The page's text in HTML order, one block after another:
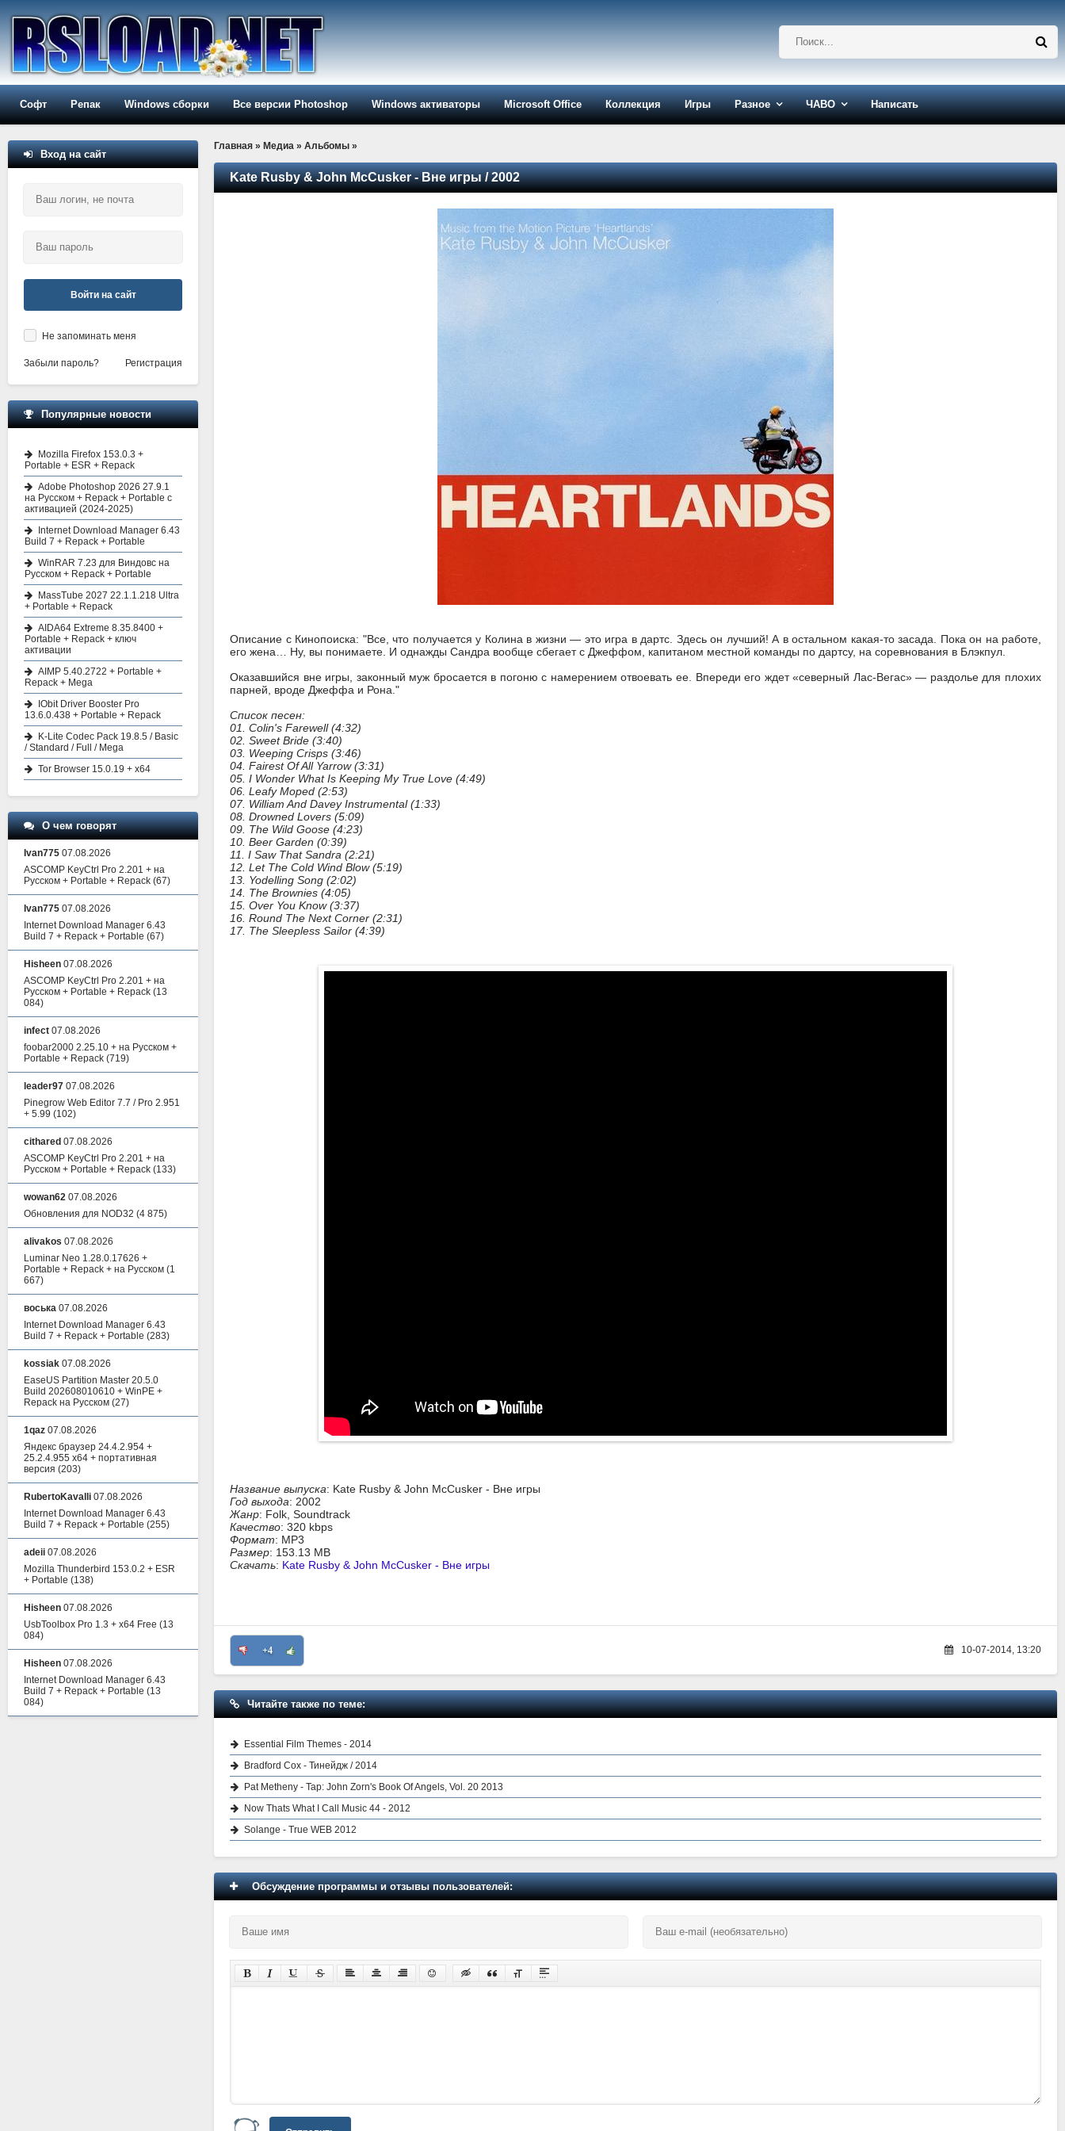
Софт Репак Windows сборки Все версии Photoshop Windows активаторы Microsoft Office Коллекция Игры Разное ЧАВО Написать
Главная » Медиа » Альбомы »
Kate Rusby & John McCusker - Вне игры / 2002
Описание с Кинопоиска: "Все, что получается у Колина в жизни — это игра в дартс. Здесь он лучший! А в остальном какая-то засада. Пока он на работе,
его жена… Ну, вы понимаете. И однажды Сандра вообще сбегает с Джеффом, капитаном местной команды по дартсу, на соревнования в Блэкпул.
Оказавшийся вне игры, законный муж бросается в погоню с намерением отвоевать ее. Впереди его ждет «северный Лас-Вегас» — раздолье для плохих
парней, вроде Джеффа и Рона."
Список песен:
01. Colin's Farewell (4:32)
02. Sweet Bride (3:40)
03. Weeping Crisps (3:46)
04. Fairest Of All Yarrow (3:31)
05. I Wonder What Is Keeping My True Love (4:49)
06. Leafy Moped (2:53)
07. William And Davey Instrumental (1:33)
08. Drowned Lovers (5:09)
09. The Wild Goose (4:23)
10. Beer Garden (0:39)
11. I Saw That Sandra (2:21)
12. Let The Cold Wind Blow (5:19)
13. Yodelling Song (2:02)
14. The Brownies (4:05)
15. Over You Know (3:37)
16. Round The Next Corner (2:31)
17. The Sleepless Sailor (4:39)
Название выпуска: Kate Rusby & John McCusker - Вне игры
Год выхода: 2002
Жанр: Folk, Soundtrack
Качество: 320 kbps
Формат: MP3
Размер: 153.13 MB
Скачать: Kate Rusby & John McCusker - Вне игры
+4 10-07-2014, 13:20
Читайте также по теме:
Essential Film Themes - 2014
Bradford Cox - Тинейдж / 2014
Pat Metheny - Tap: John Zorn's Book Of Angels, Vol. 20 2013
Now Thats What I Call Music 44 - 2012
Solange - True WEB 2012
Обсуждение программы и отзывы пользователей:
Вход на сайт
Войти на сайт
Не запоминать меня
Забыли пароль? Регистрация
Популярные новости
Mozilla Firefox 153.0.3 +
Portable + ESR + Repack
Adobe Photoshop 2026 27.9.1
на Русском + Repack + Portable с
активацией (2024-2025)
Internet Download Manager 6.43
Build 7 + Repack + Portable
WinRAR 7.23 для Виндовс на
Русском + Repack + Portable
MassTube 2027 22.1.1.218 Ultra
+ Portable + Repack
AIDA64 Extreme 8.35.8400 +
Portable + Repack + ключ
активации
AIMP 5.40.2722 + Portable +
Repack + Mega
IObit Driver Booster Pro
13.6.0.438 + Portable + Repack
K-Lite Codec Pack 19.8.5 / Basic
/ Standard / Full / Mega
Tor Browser 15.0.19 + x64
О чем говорят
Ivan775 07.08.2026
ASCOMP KeyCtrl Pro 2.201 + на
Русском + Portable + Repack (67)
Ivan775 07.08.2026
Internet Download Manager 6.43
Build 7 + Repack + Portable (67)
Hisheen 07.08.2026
ASCOMP KeyCtrl Pro 2.201 + на
Русском + Portable + Repack (13
084)
infect 07.08.2026
foobar2000 2.25.10 + на Русском +
Portable + Repack (719)
leader97 07.08.2026
Pinegrow Web Editor 7.7 / Pro 2.951
+ 5.99 (102)
cithared 07.08.2026
ASCOMP KeyCtrl Pro 2.201 + на
Русском + Portable + Repack (133)
wowan62 07.08.2026
Обновления для NOD32 (4 875)
alivakos 07.08.2026
Luminar Neo 1.28.0.17626 +
Portable + Repack + на Русском (1
667)
воська 07.08.2026
Internet Download Manager 6.43
Build 7 + Repack + Portable (283)
kossiak 07.08.2026
EaseUS Partition Master 20.5.0
Build 202608010610 + WinPE +
Repack на Русском (27)
1qaz 07.08.2026
Яндекс браузер 24.4.2.954 +
25.2.4.955 x64 + портативная
версия (203)
RubertoKavalli 07.08.2026
Internet Download Manager 6.43
Build 7 + Repack + Portable (255)
adeii 07.08.2026
Mozilla Thunderbird 153.0.2 + ESR
+ Portable (138)
Hisheen 07.08.2026
UsbToolbox Pro 1.3 + x64 Free (13
084)
Hisheen 07.08.2026
Internet Download Manager 6.43
Build 7 + Repack + Portable (13
084)